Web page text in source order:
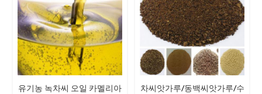
유기농 녹차씨 오일 카멜리아
차씨앗가루/동백씨앗가루/수